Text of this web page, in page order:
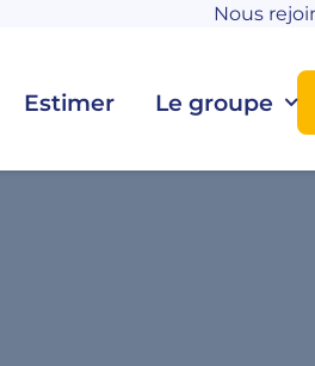
Estimer Le groupe
Nous